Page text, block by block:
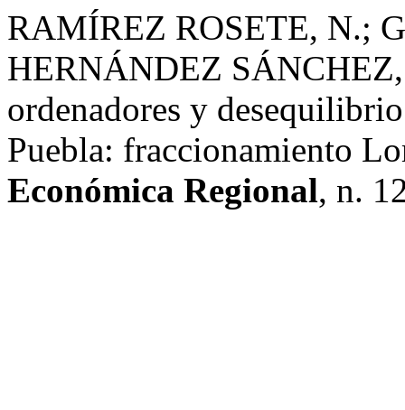
RAMÍREZ ROSETE, N.;
HERNÁNDEZ
ordenadores y
Puebla: fraccionamiento
Económica Regional, n.